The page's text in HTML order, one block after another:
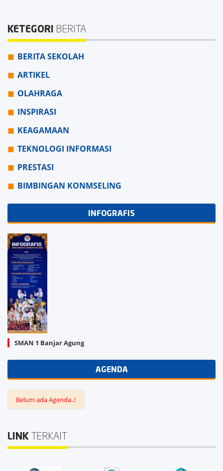
KETEGORI BERITA
BERITA SEKOLAH
ARTIKEL
OLAHRAGA
INSPIRASI
KEAGAMAAN
TEKNOLOGI INFORMASI
PRESTASI
BIMBINGAN KONMSELING
INFOGRAFIS
SMAN 1 Banjar Agung
AGENDA
Belum ada Agenda..!
LINK TERKAIT